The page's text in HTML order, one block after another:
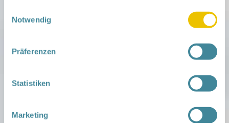
Notwendig
Präferenzen
Statistiken
Marketing
› auf Google Maps anzeigen
› Zum Regionalnetzwerk ...